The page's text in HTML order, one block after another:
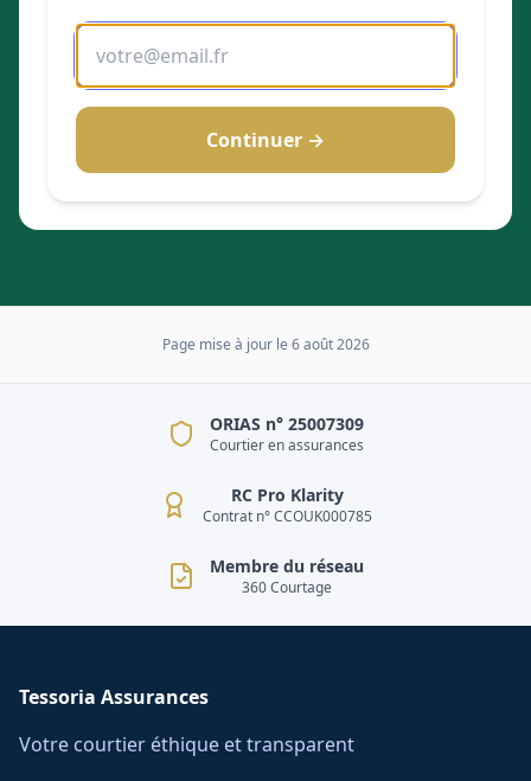
Continuer →
Page mise à jour le 6 août 2026
ORIAS n° 25007309
Courtier en assurances
RC Pro Klarity
Contrat n° CCOUK000785
Membre du réseau
360 Courtage
Tessoria Assurances
Votre courtier éthique et transparent